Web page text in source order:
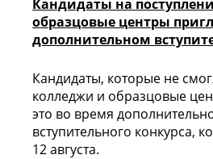
Кандидаты на
образцовые центры
дополнительном
Кандидаты, которые не
колледжи и образцовые
это во время
вступительного конкурса,
12 августа.